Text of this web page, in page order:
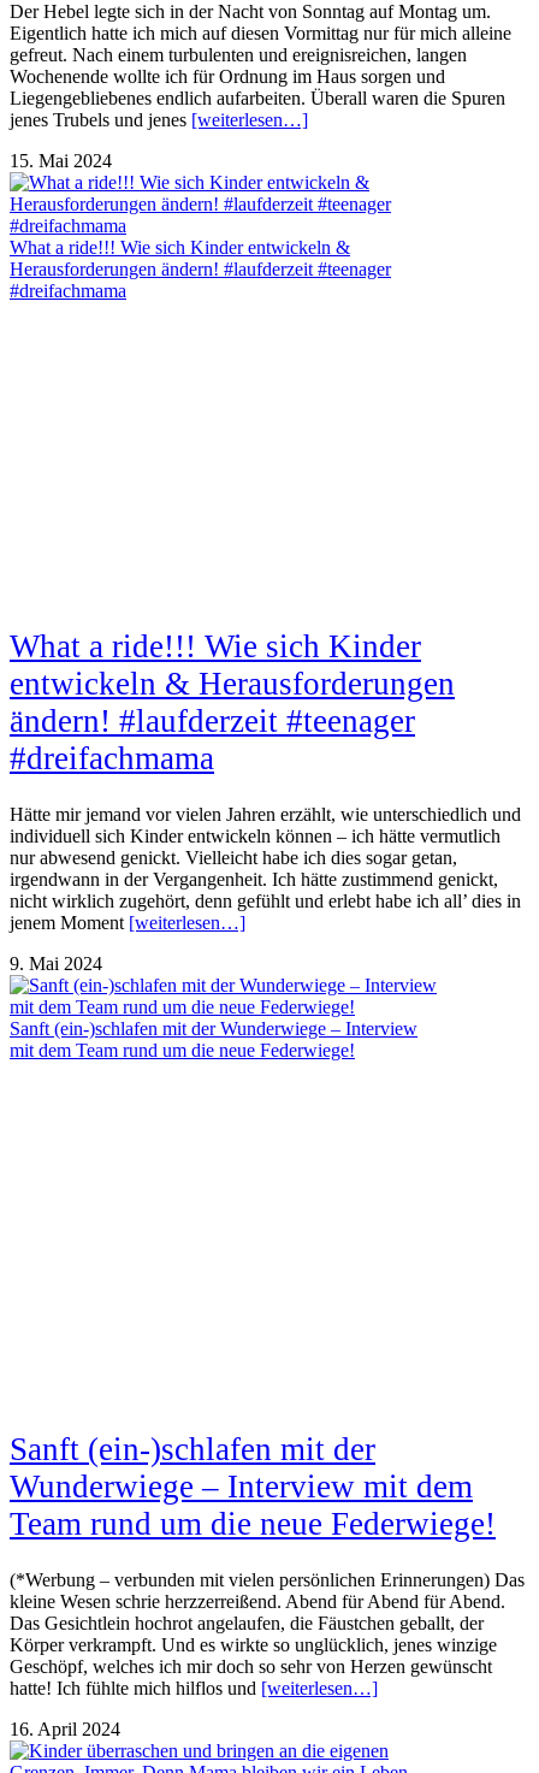
Der Hebel legte sich in der Nacht von Sonntag auf Montag um.
Eigentlich hatte ich mich auf diesen Vormittag nur für mich alleine
gefreut. Nach einem turbulenten und ereignisreichen, langen
Wochenende wollte ich für Ordnung im Haus sorgen und
Liegengebliebenes endlich aufarbeiten. Überall waren die Spuren
jenes Trubels und jenes [weiterlesen…]
15. Mai 2024
What a ride!!! Wie sich Kinder entwickeln &
Herausforderungen ändern! #laufderzeit #teenager
#dreifachmama
What a ride!!! Wie sich Kinder
entwickeln & Herausforderungen
ändern! #laufderzeit #teenager
#dreifachmama
Hätte mir jemand vor vielen Jahren erzählt, wie unterschiedlich und
individuell sich Kinder entwickeln können – ich hätte vermutlich
nur abwesend genickt. Vielleicht habe ich dies sogar getan,
irgendwann in der Vergangenheit. Ich hätte zustimmend genickt,
nicht wirklich zugehört, denn gefühlt und erlebt habe ich all’ dies in
jenem Moment [weiterlesen…]
9. Mai 2024
Sanft (ein-)schlafen mit der Wunderwiege – Interview
mit dem Team rund um die neue Federwiege!
Sanft (ein-)schlafen mit der
Wunderwiege – Interview mit dem
Team rund um die neue Federwiege!
(*Werbung – verbunden mit vielen persönlichen Erinnerungen) Das
kleine Wesen schrie herzzerreißend. Abend für Abend für Abend.
Das Gesichtlein hochrot angelaufen, die Fäustchen geballt, der
Körper verkrampft. Und es wirkte so unglücklich, jenes winzige
Geschöpf, welches ich mir doch so sehr von Herzen gewünscht
hatte! Ich fühlte mich hilflos und [weiterlesen…]
16. April 2024